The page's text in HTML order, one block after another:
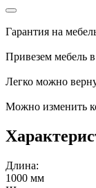
Гарантия на
Привезем мебель
Легко можно
Можно изменить
Длина:
1000 мм